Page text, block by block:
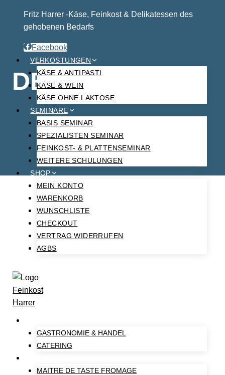
Fritz Harrer -Käse, Feinkost & Delikatessen des
gehobenen Bedarfs
Facebook
VERKOSTUNGEN
KÄSE & ANTIPASTI
KÄSE & WEIN
KÄSE OHNE LAKTOSE
SEMINARE
BASIS SEMINAR
SPEZIALISTEN SEMINAR
FEINKOST- & PLATTENSEMINAR
WEITERE SCHULUNGEN
SHOP
MEIN KONTO
WARENKORB
WUNSCHLISTE
CHECKOUT
VERTRAG WIDERRUFEN
AGBS
GASTRONOMIE & HANDEL
CATERING
MAITRE DE TASTE FROMAGE
GALERIE
DEFACTO